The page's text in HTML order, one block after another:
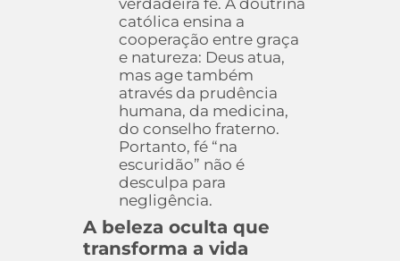
verdadeira fé. A doutrina
católica ensina a
cooperação entre graça
e natureza: Deus atua,
mas age também
através da prudência
humana, da medicina,
do conselho fraterno.
Portanto, fé “na
escuridão” não é
desculpa para
negligência.
A beleza oculta que
transforma a vida